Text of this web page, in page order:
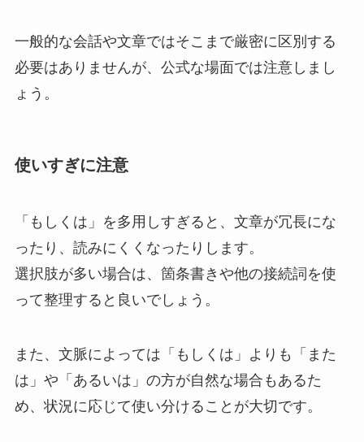
一般的な会話や文章ではそこまで厳密に区別する
必要はありませんが、公式な場面では注意しまし
ょう。
使いすぎに注意
「もしくは」を多用しすぎると、文章が冗長にな
ったり、読みにくくなったりします。
選択肢が多い場合は、箇条書きや他の接続詞を使
って整理すると良いでしょう。
また、文脈によっては「もしくは」よりも「また
は」や「あるいは」の方が自然な場合もあるた
め、状況に応じて使い分けることが大切です。